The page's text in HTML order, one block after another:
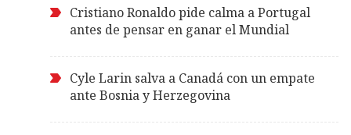
Cristiano Ronaldo pide calma a Portugal
antes de pensar en ganar el Mundial
Cyle Larin salva a Canadá con un empate
ante Bosnia y Herzegovina